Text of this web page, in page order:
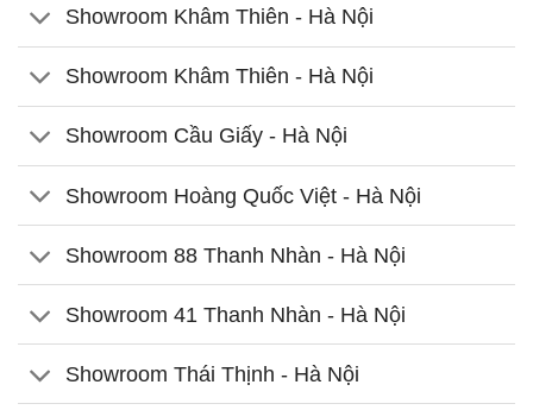
Showroom Khâm Thiên - Hà Nội
Showroom Khâm Thiên - Hà Nội
Showroom Cầu Giấy - Hà Nội
Showroom Hoàng Quốc Việt - Hà Nội
Showroom 88 Thanh Nhàn - Hà Nội
Showroom 41 Thanh Nhàn - Hà Nội
Showroom Thái Thịnh - Hà Nội